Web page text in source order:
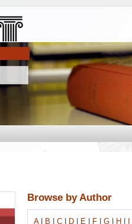
Browse by Author
A| B C D E F G H